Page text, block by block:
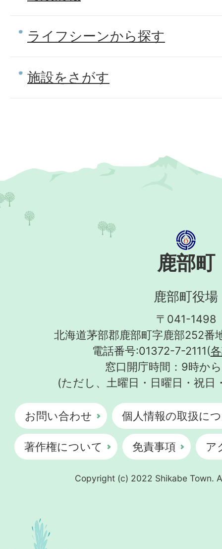
ライフシーンから探す
施設をさがす
鹿部町
鹿部町役場
〒041-1498
北海道茅部郡鹿部町字鹿部252番
電話番号:01372-7-2111(
窓口開庁時間：9時か
(ただし、土曜日・日曜日・祝日
お問い合わせ 個人情報の取扱に
著作権について 免責事項 ア
Copyright (c) 2022 Shikabe Town.